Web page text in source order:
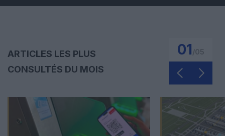
ARTICLES LES PLUS
CONSULTÉS DU MOIS
01